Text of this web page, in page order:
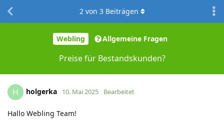
Webling Allgemeine Fragen
Preise für Bestandskunden?
2von 3Beiträgen
H holgerka 10. Mai 2025 Bearbeitet
Hallo Webling Team!